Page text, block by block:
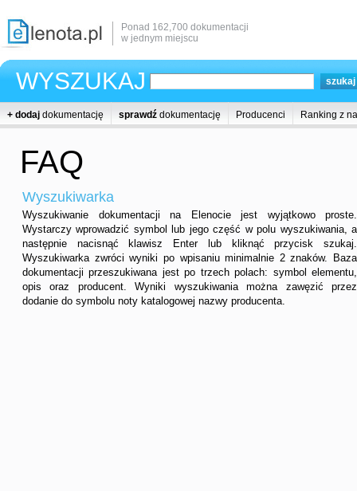
Ponad 162,700 dokumentacji
w jednym miejscu
WYSZUKAJ
+ dodaj dokumentację sprawdź dokumentację Producenci Ranking z
FAQ
Wyszukiwarka
Wyszukiwanie dokumentacji na Elenocie jest wyjątkowo proste.
Wystarczy wprowadzić symbol lub jego część w polu wyszukiwania, a
następnie nacisnąć klawisz Enter lub kliknąć przycisk szukaj.
Wyszukiwarka zwróci wyniki po wpisaniu minimalnie 2 znaków. Baza
dokumentacji przeszukiwana jest po trzech polach: symbol elementu,
opis oraz producent. Wyniki wyszukiwania można zawęzić przez
dodanie do symbolu noty katalogowej nazwy producenta.